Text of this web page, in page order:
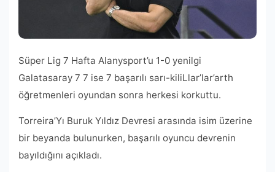
Süper Lig 7 Hafta Alanysport’u 1-0 yenilgi
Galatasaray 7 7 ise 7 başarılı sarı-kiliLlar’lar’arth
öğretmenleri oyundan sonra herkesi korkuttu.
Torreira’Yı Buruk Yıldız Devresi arasında isim üzerine
bir beyanda bulunurken, başarılı oyuncu devrenin
bayıldığını açıkladı.